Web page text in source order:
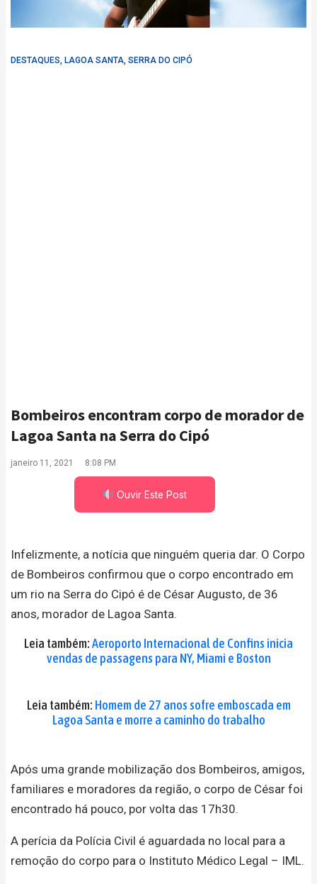
DESTAQUES, LAGOA SANTA, SERRA DO CIPÓ
Bombeiros encontram corpo de morador de
Lagoa Santa na Serra do Cipó
janeiro 11, 2021 8:08 PM
Ouvir Este Post
Infelizmente, a notícia que ninguém queria dar. O Corpo
de Bombeiros confirmou que o corpo encontrado em
um rio na Serra do Cipó é de César Augusto, de 36
anos, morador de Lagoa Santa.
Leia também:Aeroporto Internacional de Confins inicia
vendas de passagens para NY, Miami e Boston
Leia também: Homem de 27 anos sofre emboscada em
Lagoa Santa e morre a caminho do trabalho
Após uma grande mobilização dos Bombeiros, amigos,
familiares e moradores da região, o corpo de César foi
encontrado há pouco, por volta das 17h30.
A perícia da Polícia Civil é aguardada no local para a
remoção do corpo para o Instituto Médico Legal – IML.